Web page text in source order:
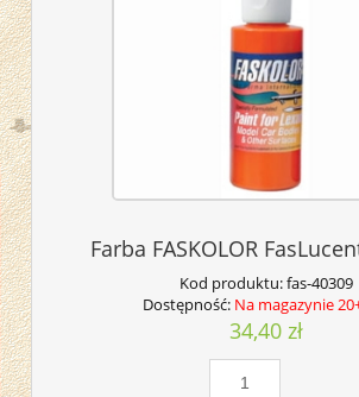
Farba FASKOLOR
Kod produktu:fas-40309
Dostępność: Na magazynie
34,40 zł